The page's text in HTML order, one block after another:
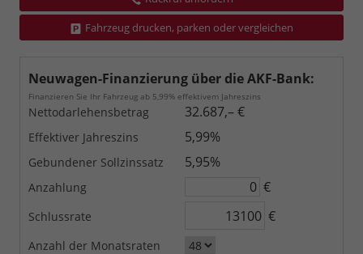
Fahrzeug drucken, parken oder vergleichen
Neuwagen-Finanzierung über die AKF-Bank:
Finanzieren Sie Ihr Fahrzeug ab 5,99% effektivem Jahreszins
Nettodarlehensbetrag 32.687,– €
Effektiver Jahreszins 5,99%
Gebundener Sollzinssatz 5,95%
Anzahlung €
Schlussrate €
Anzahl der Monatsraten